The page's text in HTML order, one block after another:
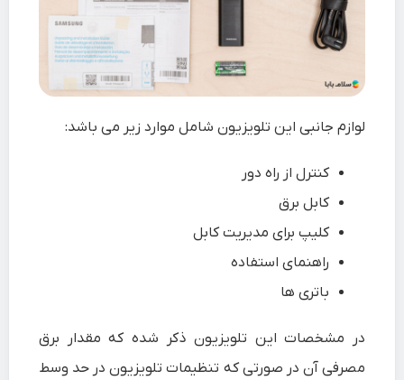
لوازم جانبی این تلویزیون شامل موارد زیر می باشد:
کنترل از راه دور
کابل برق
کلیپ برای مدیریت کابل
راهنمای استفاده
باتری ها
در مشخصات این تلویزیون ذکر شده که مقدار برق
مصرفی آن در صورتی که تنظیمات تلویزیون در حد وسط